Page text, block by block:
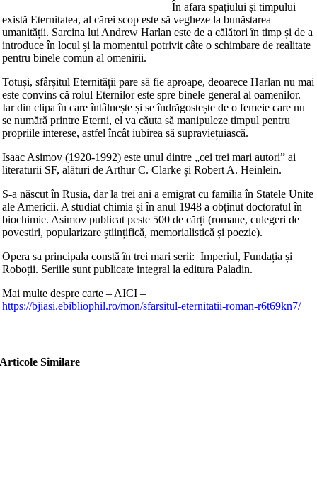
În afara spațiului și timpului
există Eternitatea, al cărei scop este să vegheze la bunăstarea
umanității. Sarcina lui Andrew Harlan este de a călători în timp și de a
introduce în locul și la momentul potrivit câte o schimbare de realitate
pentru binele comun al omenirii.
Totuși, sfârșitul Eternității pare să fie aproape, deoarece Harlan nu mai
este convins că rolul Eternilor este spre binele general al oamenilor.
Iar din clipa în care întâlnește și se îndrăgostește de o femeie care nu
se numără printre Eterni, el va căuta să manipuleze timpul pentru
propriile interese, astfel încât iubirea să supraviețuiască.
Isaac Asimov (1920-1992) este unul dintre „cei trei mari autori” ai
literaturii SF, alături de Arthur C. Clarke și Robert A. Heinlein.
S-a născut în Rusia, dar la trei ani a emigrat cu familia în Statele Unite
ale Americii. A studiat chimia și în anul 1948 a obținut doctoratul în
biochimie. Asimov publicat peste 500 de cărți (romane, culegeri de
povestiri, popularizare științifică, memorialistică și poezie).
Opera sa principala constă în trei mari serii: Imperiul, Fundația și
Roboții. Seriile sunt publicate integral la editura Paladin.
Mai multe despre carte – AICI –
https://bjiasi.ebibliophil.ro/mon/sfarsitul-eternitatii-roman-r6t69kn7/
Articole Similare